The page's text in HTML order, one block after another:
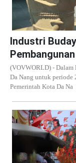
Industri
(VOVWORLD) - Dalam
Da Nang untuk periode
Pemerintah Kota Da Na